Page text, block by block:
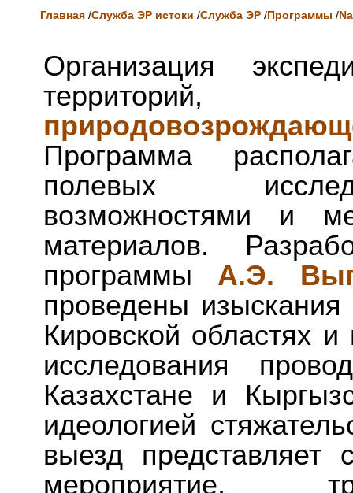
Главная /Служба ЭР истоки /Служба ЭР /Программы /
Организация
Программа
полевых
возможностями и
материалов.
программы А.Э.
проведены
Кировской областях
исследования
Казахстане и
идеологией
выезд представляет
мероприятие,